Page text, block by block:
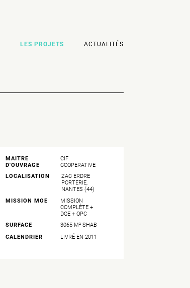
LES PROJETS ACTUALITÉS
MAITRE
D'OUVRAGE
CIF
COOPERATIVE
LOCALISATION
ZAC ERDRE
PORTERIE,
NANTES (44)
MISSION MOE
MISSION
COMPLÈTE +
DQE + OPC
SURFACE
3065 M² SHAB
CALENDRIER
LIVRÉ EN 2011